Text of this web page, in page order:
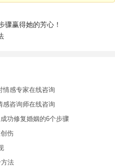
骤赢得她的芳心！
情感专家在线咨询
感咨询师在线咨询
功修复婚姻的6个步骤
伤
法